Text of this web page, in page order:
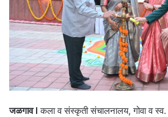
जळगाव l कला व संस्कृती संचालनालय, गोवा व स्व.